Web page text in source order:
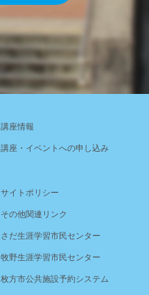
講座情報
講座・イベントへの申し込み
サイトポリシー
その他関連リンク
さだ生涯学習市民センター
牧野生涯学習市民センター
枚方市公共施設予約システム